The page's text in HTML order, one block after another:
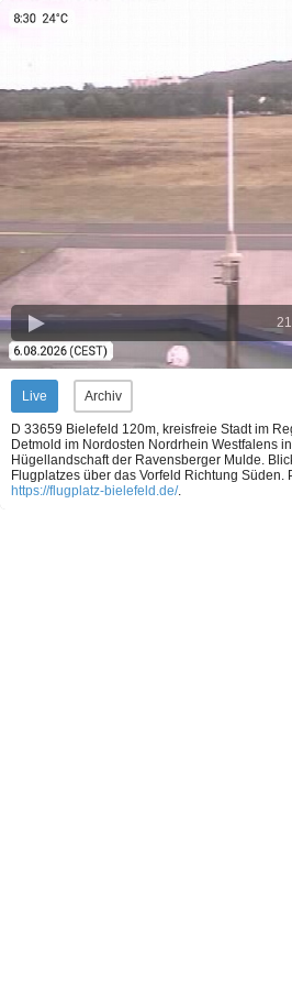
Live Archiv
D 33659 Bielefeld 120m, kreisfreie Stadt im
Detmold im Nordosten Nordrhein Westfalens
Hügellandschaft der Ravensberger Mulde.
Flugplatzes über das Vorfeld Richtung Süden.
https://flugplatz-bielefeld.de/.